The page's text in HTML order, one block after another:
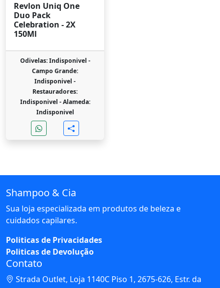
Revlon Uniq One
Duo Pack
Celebration - 2X
150Ml
Odivelas: Indisponivel -
Campo Grande:
Indisponivel -
Restauradores:
Indisponivel -Alameda:
Indisponivel
Shampoo & Cia
Sua loja especializada em produtos de beleza e
cuidados capilares.
Politicas de Privacidades
Politicas de Devolução
Contato
Strada Outlet, Loja 1140C Piso 1, 2675-626, Estr. da